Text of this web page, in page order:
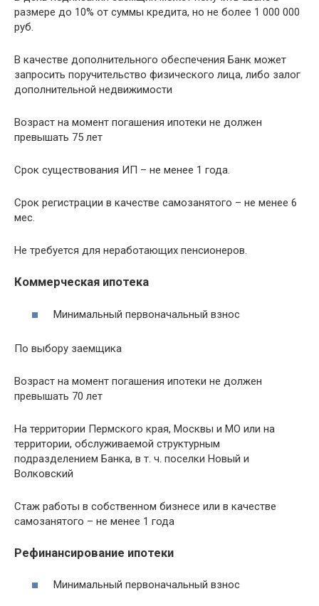
размере до 10% от суммы кредита, но не более 1 000 000
руб.
В качестве дополнительного обеспечения Банк может
запросить поручительство физического лица, либо залог
дополнительной недвижимости
Возраст на момент погашения ипотеки не должен
превышать 75 лет
Срок существования ИП – не менее 1 года.
Срок регистрации в качестве самозанятого – не менее 6
мес.
Не требуется для неработающих пенсионеров.
Коммерческая ипотека
Минимальный первоначальный взнос
По выбору заемщика
Возраст на момент погашения ипотеки не должен
превышать 70 лет
На территории Пермского края, Москвы и МО или на
территории, обслуживаемой структурным
подразделением Банка, в т. ч. поселки Новый и
Волковский
Стаж работы в собственном бизнесе или в качестве
самозанятого – не менее 1 года
Рефинансирование ипотеки
Минимальный первоначальный взнос